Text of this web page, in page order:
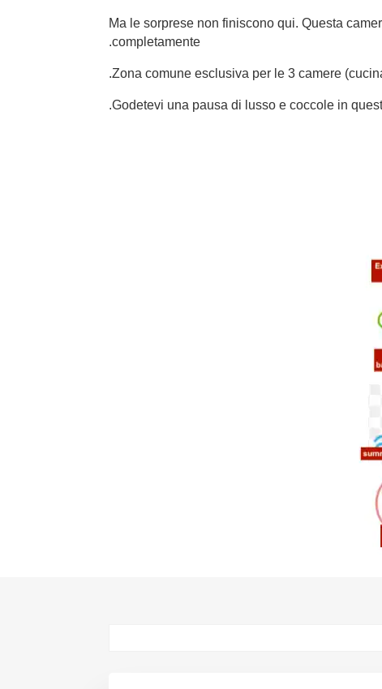
Ma le sorprese non finiscono qui. Questa
completamente.
Zona comune esclusiva per le 3 camere
Godetevi una pausa di lusso e coccole in